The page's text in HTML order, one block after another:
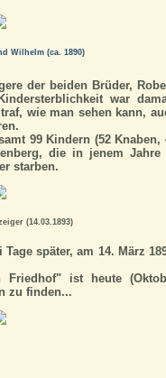
Wilhelm (ca. 1890)
der beiden Brüder,
war
wie man sehen kann,
99 Kindern (52 Knaben,
die in jenem Jahre
starben.
(14.03.1893)
später, am 14. März
Friedhof" ist heute
zu finden...